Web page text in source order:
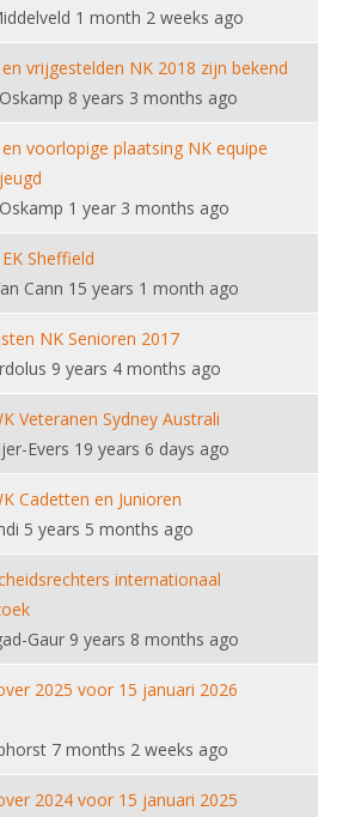
uit Nahouw
schermen
1 month 2 weeks ago
vrijgestelden NK 2018 zijn bekend
8 years 3 months ago
voorlopige plaatsing NK equipe
1 year 3 months ago
Sheffield
Cann 15 years 1 month ago
NK Senioren 2017
9 years 4 months ago
Veteranen Sydney Australi
Evers 19 years 6 days ago
Cadetten en Junioren
5 years 5 months ago
internationaal
Gaur 9 years 8 months ago
2025 voor 15 januari 2026
7 months 2 weeks ago
2024 voor 15 januari 2025